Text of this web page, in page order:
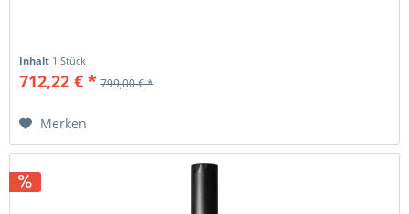
Inhalt 1 Stück
712,22 € * 799,00 € *
Merken